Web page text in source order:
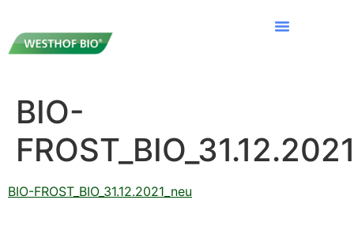
BIO-
BIO-FROST_BIO_31.12.2021_neu